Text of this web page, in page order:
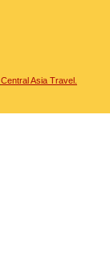
Central Asia Travel.